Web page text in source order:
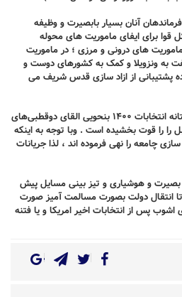
آنان بسیار بابصیرت و وظیفه
قوا برای ایفای ماموریت های محوله
های درونی و مرزی ؛ در ماموریت
به ونزویلا و کمک به کشورهای دوست و
پشتیبانی از ازاد سازی قدس شریف می
این سخنان رییس جمهور در استانه انتخابات ۱۴۰۰ بنحویی القای دوقطبی‌های
را را قوت بخشیده است . وبا توجه به اینکه
چامعه را نهی فرموده اند ، لذا جریانات
بصیرت و هوشیاری و تیز بینی مسایل پیش
را دنبال کرده تا انتقال دولت بصورت مسالمت آمیز صورت
پس از انتخابات اخیر امریکا و یا فتنه